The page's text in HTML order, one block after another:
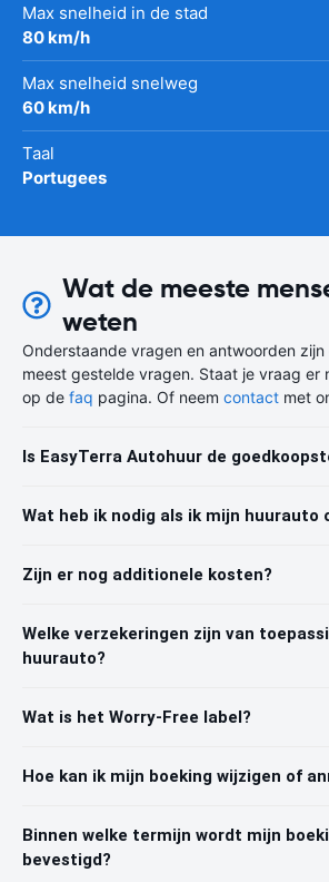
Max snelheid in de stad
80 km/h
Max snelheid snelweg
60 km/h
Taal
Portugees
Wat de meeste
weten
Onderstaande vragen en antwoorden zijn
meest gestelde vragen. Staat je vraag er
op de faq pagina. Of neem contact met
Is EasyTerra Autohuur de
Wat heb ik nodig als ik mijn huurauto
Zijn er nog additionele kosten?
Welke verzekeringen zijn van
huurauto?
Wat is het Worry-Free label?
Hoe kan ik mijn boeking wijzigen of
Binnen welke termijn wordt mijn
bevestigd?